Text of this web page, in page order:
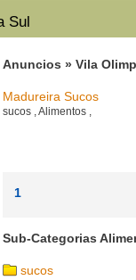
Sul
Anuncios » Vila
Madureira Sucos
sucos ,Alimentos ,
1
Sub-Categorias
sucos